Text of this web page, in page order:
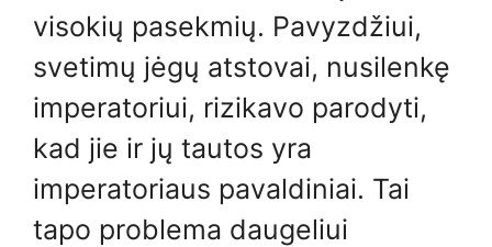
visokių pasekmių. Pavyzdžiui,
svetimų jėgų atstovai, nusilenkę
imperatoriui, rizikavo parodyti,
kad jie ir jų tautos yra
imperatoriaus pavaldiniai. Tai
tapo problema daugeliui